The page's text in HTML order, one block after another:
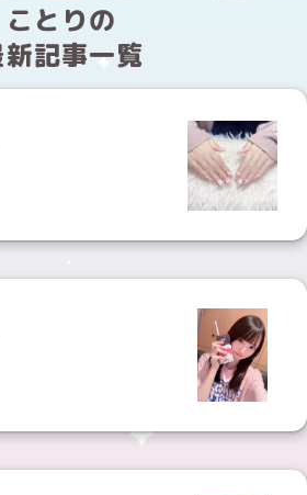
ことりの
記事一覧